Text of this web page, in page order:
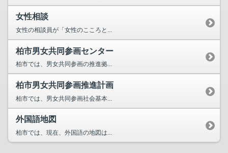
女性相談
女性の相談員が「女性のこころと...
柏市男女共同参画センター
柏市では、男女共同参画の推進拠...
柏市男女共同参画推進計画
柏市では、男女共同参画社会基本...
外国語地図
柏市では、現在、外国語の地図は...